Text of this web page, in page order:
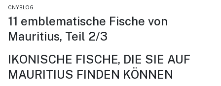
CNYBLOG
11 emblematische Fische von
Mauritius, Teil 2/3
IKONISCHE FISCHE, DIE SIE AUF
MAURITIUS FINDEN KÖNNEN